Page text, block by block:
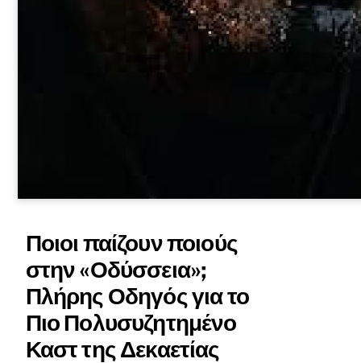
Ποιοι παίζουν ποιούς
στην «Οδύσσεια»;
Πλήρης Οδηγός για το
Πιο Πολυσυζητημένο
Καστ της Δεκαετίας